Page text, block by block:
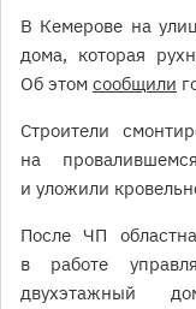
В Кемерове на
дома, которая
Об этом сообщили
Строители
на
и уложили
После ЧП
в работе
двухэтажный